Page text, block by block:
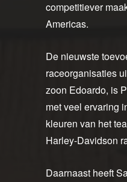
competitiever
Americas.
De nieuwste
raceorganisaties
zoon Edoardo, is
met veel ervaring
kleuren van het
Harley-Davidson
Daarnaast heeft